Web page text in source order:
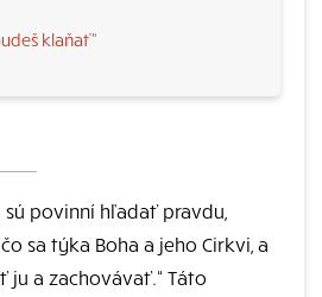
klaňať“
sú povinní hľadať pravdu,
sa týka Boha a jeho Cirkvi, a
ju a zachovávať.“ Táto